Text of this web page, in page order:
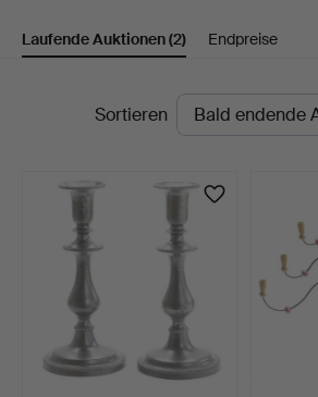
Auktionsverket
Laufende Auktionen(2) Endpreise
LaufendeSortieren